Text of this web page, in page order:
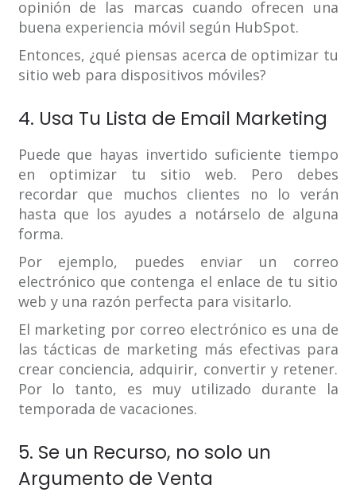
opinión de las marcas cuando ofrecen una
buena experiencia móvil según HubSpot.
Entonces, ¿qué piensas acerca de optimizar tu
sitio web para dispositivos móviles?
4. Usa Tu Lista de Email Marketing
Puede que hayas invertido suficiente tiempo
en optimizar tu sitio web. Pero debes
recordar que muchos clientes no lo verán
hasta que los ayudes a notárselo de alguna
forma.
Por ejemplo, puedes enviar un correo
electrónico que contenga el enlace de tu sitio
web y una razón perfecta para visitarlo.
El marketing por correo electrónico es una de
las tácticas de marketing más efectivas para
crear conciencia, adquirir, convertir y retener.
Por lo tanto, es muy utilizado durante la
temporada de vacaciones.
5. Se un Recurso, no solo un
Argumento de Venta